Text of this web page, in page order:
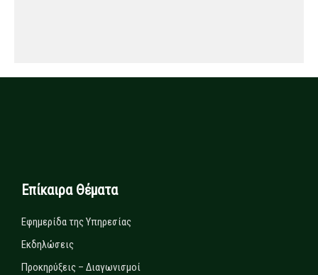
Επίκαιρα Θέματα
Εφημερίδα της Υπηρεσίας
Εκδηλώσεις
Προκηρύξεις – Διαγωνισμοί